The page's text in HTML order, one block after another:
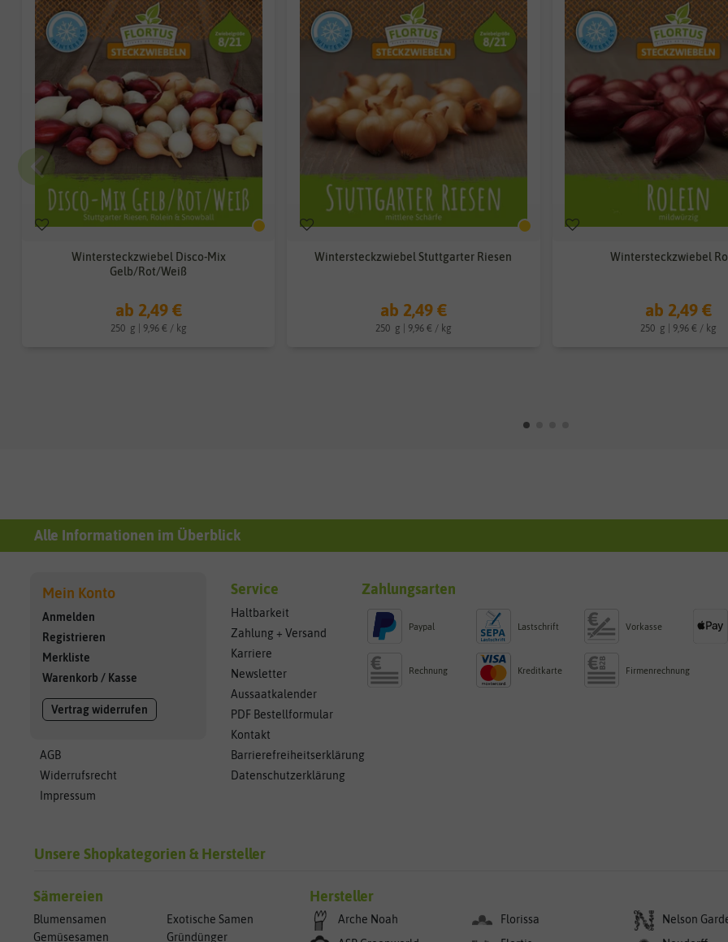
Wintersteckzwiebel Disco-Mix
Gelb/Rot/Weiß
ab 2,49 €
250 g | 9,96 € / kg
Wintersteckzwiebel Stuttgarter Riesen
ab 2,49 €
250 g | 9,96 € / kg
Wintersteckzwiebel
ab 2,49 €
250 g | 9,96 € / kg
Alle Informationen im Überblick
Mein Konto
Anmelden
Registrieren
Merkliste
Warenkorb / Kasse
Vertrag widerrufen
AGB
Widerrufsrecht
Impressum
Service
Haltbarkeit
Zahlung + Versand
Karriere
Newsletter
Aussaatkalender
PDF Bestellformular
Kontakt
Barrierefreiheitserklärung
Datenschutzerklärung
Zahlungsarten
Paypal Lastschrift Vorkasse
Rechnung Kreditkarte Firmenrechnung
Unsere Shopkategorien & Hersteller
Sämereien
Blumensamen
Exotische Samen
Gemüsesamen
Gründünger
Hersteller
Arche Noah
Florissa
Nelson